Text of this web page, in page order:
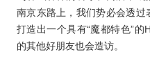
南京东路上，我们势必会透
打造出一个具有“魔都特色”
的其他好朋友也会造访。